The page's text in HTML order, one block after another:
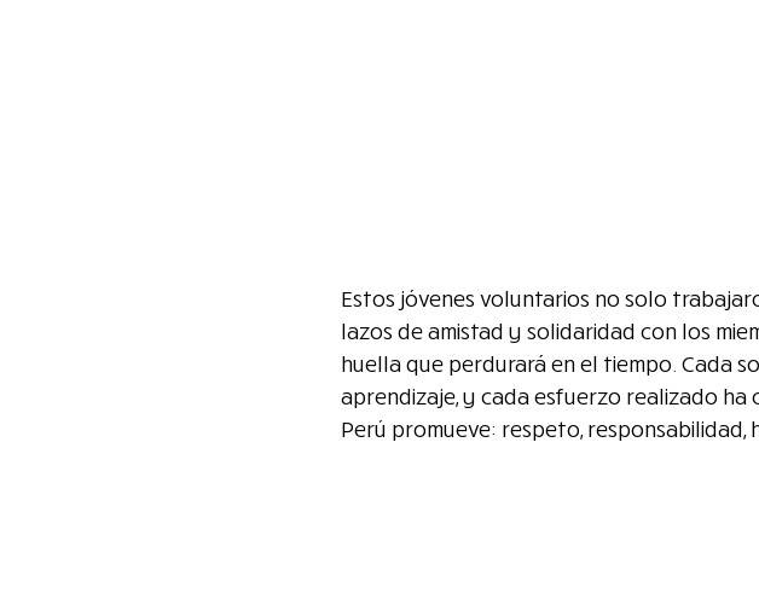
Estos jóvenes voluntarios no solo
lazos de amistad y solidaridad con los
huella que perdurará en el tiempo. Cada
aprendizaje, y cada esfuerzo realizado
Perú promueve: respeto,